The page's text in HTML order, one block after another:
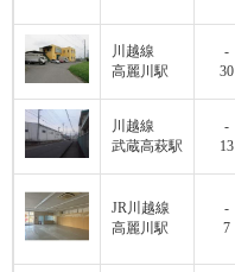
川越線
高麗川駅
-
30
川越線
武蔵高萩駅
-
13
JR川越線
高麗川駅
-
7